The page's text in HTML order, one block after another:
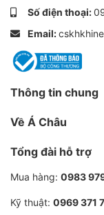
chất lượng vượt
Mã SKU
Loại sản
Thương
Số điện thoại:
Email:
Thông tin chung
Về Á Châu
Tổng đài hỗ trợ
Mua hàng: 0983
Kỹ thuật: 0969 371